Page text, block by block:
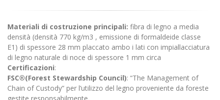
Materiali di costruzione principali: fibra di legno a media
densità (densità 770 kg/m3 , emissione di formaldeide classe
E1) di spessore 28 mm placcato ambo i lati con impiallacciatura
di legno naturale di noce di spessore 1 mm circa
Certificazioni:
FSC®(Forest Stewardship Council): “The Management of
Chain of Custody” per l’utilizzo del legno proveniente da foreste